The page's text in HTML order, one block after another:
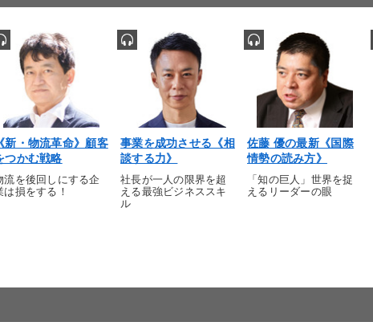
《新・物流革命》顧客
つかむ戦略
流を後回しにする企
は損をする！
事業を成功させる《相
談する力》
社長が一人の限界を超
える最強ビジネススキ
ル
佐藤 優の最新《国際
情勢の読み方》
「知の巨人」世界を捉
えるリーダーの眼